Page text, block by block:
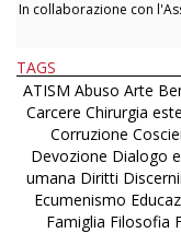
In collaborazione con
TAGS
ATISM Abuso Arte
Carcere Chirurgia
Corruzione
Devozione Dialogo
umana Diritti
Ecumenismo
Famiglia Filosofia